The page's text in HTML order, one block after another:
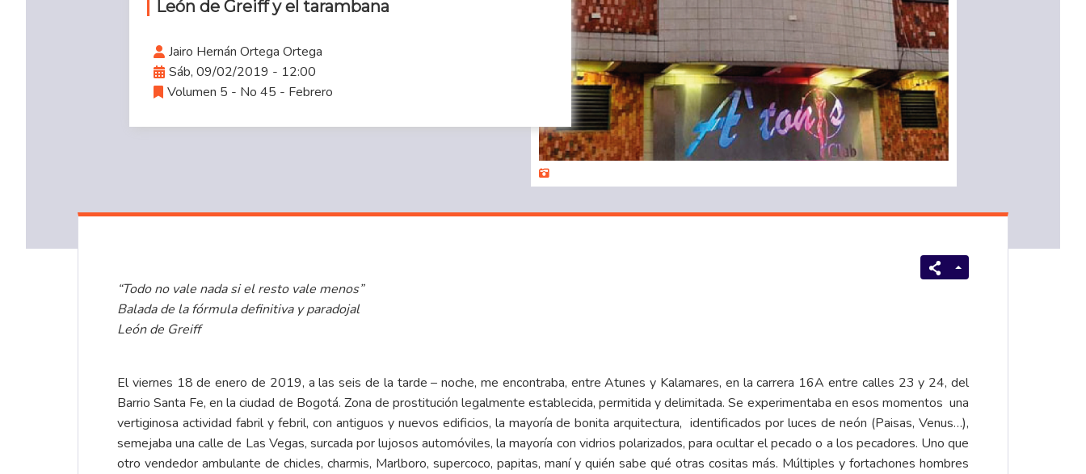
León de Greiff y el tarambana
Jairo Hernán Ortega Ortega
Sáb, 09/02/2019 - 12:00
Volumen 5 - No 45 - Febrero
“Todo no vale nada si el resto vale menos”
Balada de la fórmula definitiva y paradojal
León de Greiff
El viernes 18 de enero de 2019, a las seis de la tarde – noche, me encontraba, entre Atunes y Kalamares, en la carrera 16A entre calles 23 y 24, del
Barrio Santa Fe, en la ciudad de Bogotá. Zona de prostitución legalmente establecida, permitida y delimitada. Se experimentaba en esos momentos una
vertiginosa actividad fabril y febril, con antiguos y nuevos edificios, la mayoría de bonita arquitectura, identificados por luces de neón (Paisas, Venus…),
semejaba una calle de Las Vegas, surcada por lujosos automóviles, la mayoría con vidrios polarizados, para ocultar el pecado o a los pecadores. Uno que
otro vendedor ambulante de chicles, charmis, Marlboro, supercoco, papitas, maní y quién sabe qué otras cositas más. Múltiples y fortachones hombres